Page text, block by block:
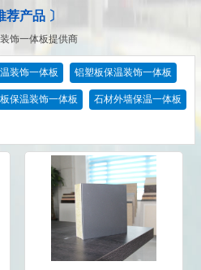
荐产品 〕
饰一体板提供商
装饰一体板 铝塑板保温装饰一体板
保温装饰一体板 石材外墙保温一体板